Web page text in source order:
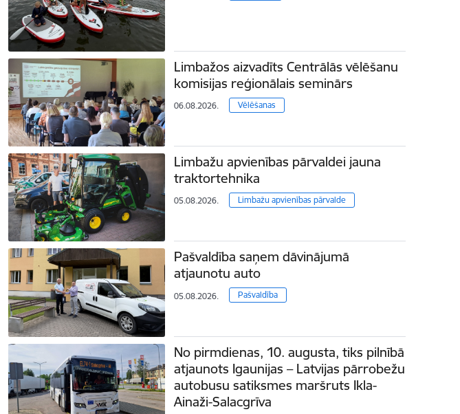
Limbažos aizvadīts Centrālās vēlēšanu
komisijas reģionālais seminārs
06.08.2026. Vēlēšanas
Limbažu apvienības pārvaldei jauna
traktortehnika
05.08.2026. Limbažu apvienības pārvalde
Pašvaldība saņem dāvinājumā
atjaunotu auto
05.08.2026. Pašvaldība
No pirmdienas, 10. augusta, tiks pilnībā
atjaunots Igaunijas – Latvijas pārrobežu
autobusu satiksmes maršruts Ikla-
Ainaži-Salacgrīva